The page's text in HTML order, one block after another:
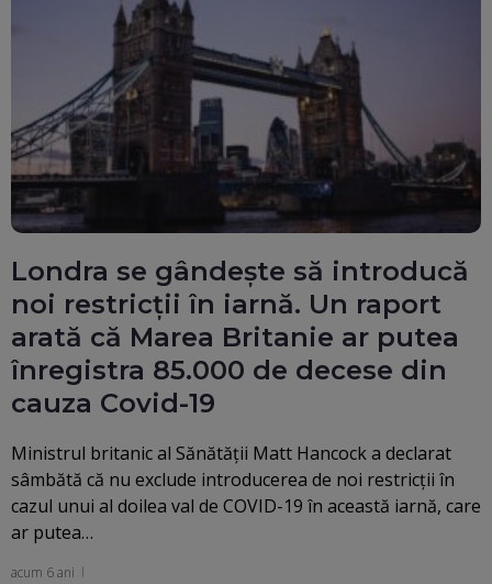
Londra se gândește să introducă
noi restricții în iarnă. Un raport
arată că Marea Britanie ar putea
înregistra 85.000 de decese din
cauza Covid-19
Ministrul britanic al Sănătăţii Matt Hancock a declarat
sâmbătă că nu exclude introducerea de noi restricţii în
cazul unui al doilea val de COVID-19 în această iarnă, care
ar putea…
acum 6 ani